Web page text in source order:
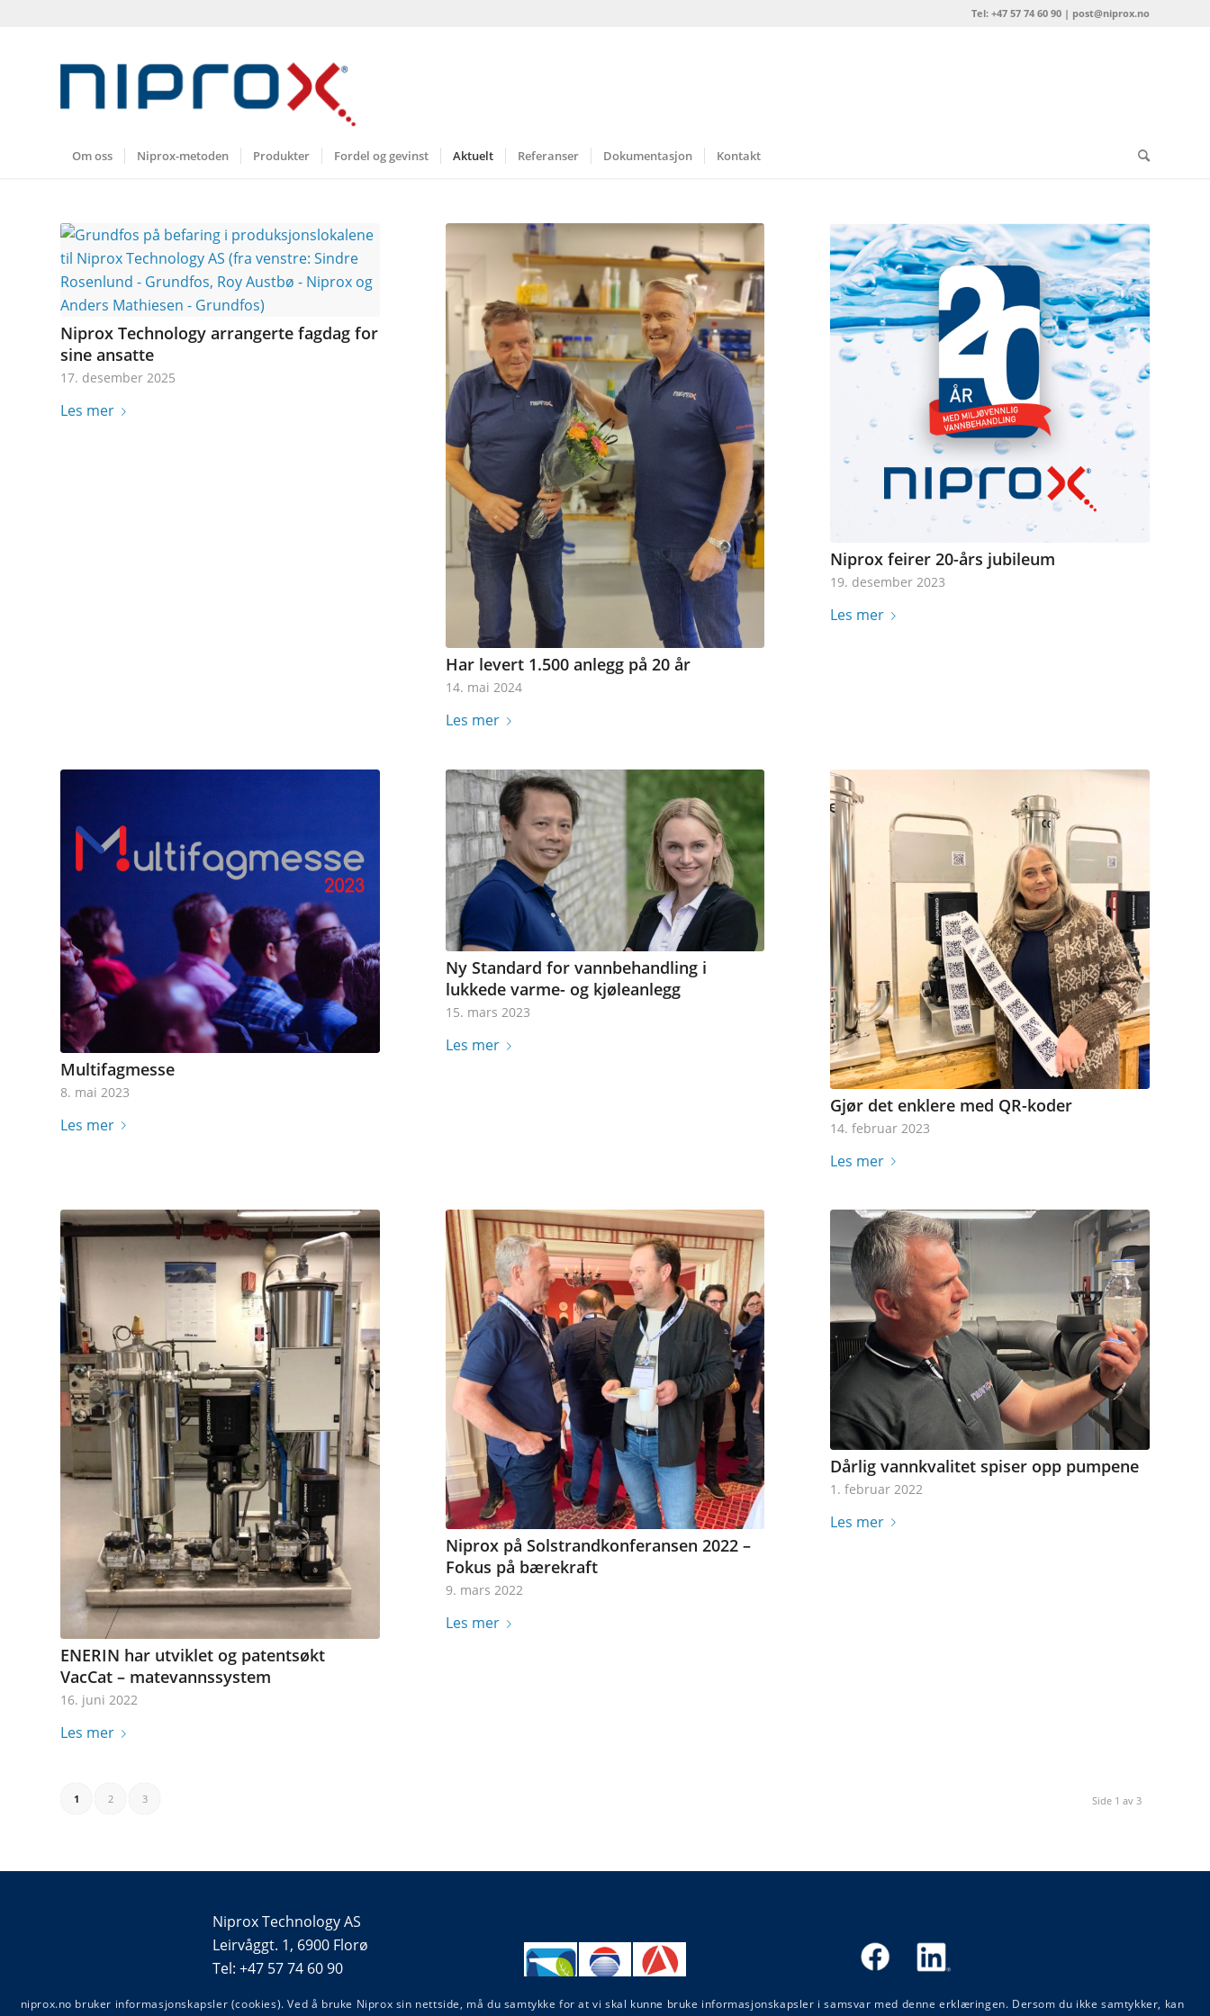
Tel: +47 57 74 60 90 | post@niprox.no
Om oss Niprox-metoden Produkter Fordel og gevinst Aktuelt Referanser Dokumentasjon Kontakt
Niprox Technology arrangerte fagdag for
sine ansatte
17. desember 2025
Les mer
Har levert 1.500 anlegg på 20 år
14. mai 2024
Les mer
Niprox feirer 20-års jubileum
19. desember 2023
Les mer
Multifagmesse
8. mai 2023
Les mer
Ny Standard for vannbehandling i
lukkede varme- og kjøleanlegg
15. mars 2023
Les mer
Gjør det enklere med QR-koder
14. februar 2023
Les mer
ENERIN har utviklet og patentsøkt
VacCat – matevannssystem
16. juni 2022
Les mer
Niprox på Solstrandkonferansen 2022 –
Fokus på bærekraft
9. mars 2022
Les mer
Dårlig vannkvalitet spiser opp pumpene
1. februar 2022
Les mer
Side 1 av 3
1 2 3
Niprox Technology AS
Leirvåggt. 1, 6900 Florø
Tel: +47 57 74 60 90
niprox.no bruker informasjonskapsler (cookies). Ved å bruke Niprox sin nettside, må du samtykke for at vi skal kunne bruke informasjonskapsler i samsvar med denne erklæringen. Dersom du ikke samtykker, kan